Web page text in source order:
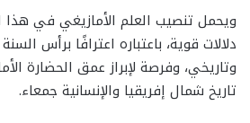
ويحمل تنصيب العلم الأمازيغي في
دلالات قوية، باعتباره اعترافًا برأس
وتاريخي، وفرصة لإبراز عمق الحضارة
تاريخ شمال إفريقيا والإنسانية جمعاء.